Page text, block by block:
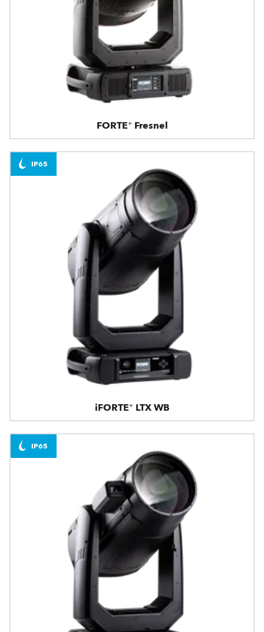
FORTE® Fresnel
iFORTE® LTX WB
IP65
IP65